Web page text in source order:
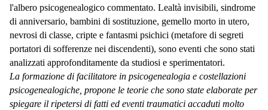
l'albero psicogenealogico commentato. Lealtà invisibili, sindrome
di anniversario, bambini di sostituzione, gemello morto in utero,
nevrosi di classe, cripte e fantasmi psichici (metafore di segreti
portatori di sofferenze nei discendenti), sono eventi che sono stati
analizzati approfonditamente da studiosi e sperimentatori.
La formazione di facilitatore in psicogenealogia e costellazioni
psicogenealogiche, propone le teorie che sono state elaborate per
spiegare il ripetersi di fatti ed eventi traumatici accaduti molto